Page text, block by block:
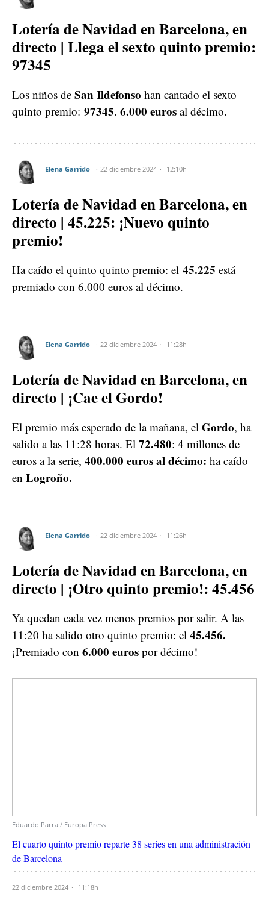
Lotería de Navidad en Barcelona, en
directo | Llega el sexto quinto premio:
97345
Los niños de San Ildefonso han cantado el sexto
quinto premio: 97345. 6.000 euros al décimo.
Elena Garrido 22 diciembre 2024 12:10h
Lotería de Navidad en Barcelona, en
directo | 45.225: ¡Nuevo quinto
premio!
Ha caído el quinto quinto premio: el 45.225 está
premiado con 6.000 euros al décimo.
Elena Garrido 22 diciembre 2024 11:28h
Lotería de Navidad en Barcelona, en
directo | ¡Cae el Gordo!
El premio más esperado de la mañana, el Gordo, ha
salido a las 11:28 horas. El 72.480: 4 millones de
euros a la serie, 400.000 euros al décimo: ha caído
en Logroño.
Elena Garrido 22 diciembre 2024 11:26h
Lotería de Navidad en Barcelona, en
directo | ¡Otro quinto premio!: 45.456
Ya quedan cada vez menos premios por salir. A las
11:20 ha salido otro quinto premio: el 45.456.
¡Premiado con 6.000 euros por décimo!
Eduardo Parra / Europa Press
El cuarto quinto premio reparte 38 series en una administración
de Barcelona
22 diciembre 2024 11:18h